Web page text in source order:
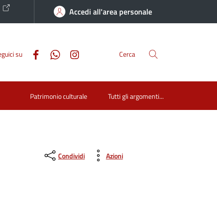
Accedi all'area personale
su Cerca
Patrimonio culturale Tutti gli argomenti...
Condividi Azioni